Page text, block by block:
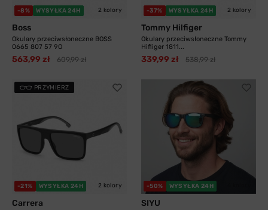
-8% WYSYŁKA 24H 2 kolory
Boss
Okulary przeciwsłoneczne BOSS
0665 807 57 9O
563,99 zł 609,99 zł
-37% WYSYŁKA 24H 2 kolory
Tommy Hilfiger
Okulary przeciwsłoneczne Tommy
Hifliger 1811...
339,99 zł 538,99 zł
PRZYMIERZ
-21% WYSYŁKA 24H 2 kolory
Carrera
-50% WYSYŁKA 24H
SIYU